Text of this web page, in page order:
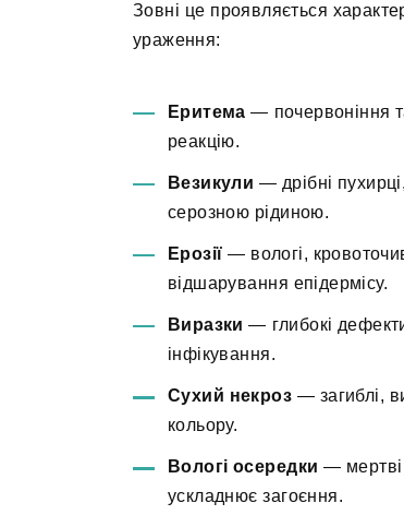
Зовні це проявляється
ураження:
Еритема — почервоніння
реакцію.
Везикули — дрібні
серозною рідиною.
Ерозії — вологі,
відшарування епідермісу.
Виразки — глибокі
інфікування.
Сухий некроз — загиблі,
кольору.
Вологі осередки — мертві
ускладнює загоєння.